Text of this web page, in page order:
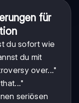
für
du sofort wie
du mit
over..."
seriösen